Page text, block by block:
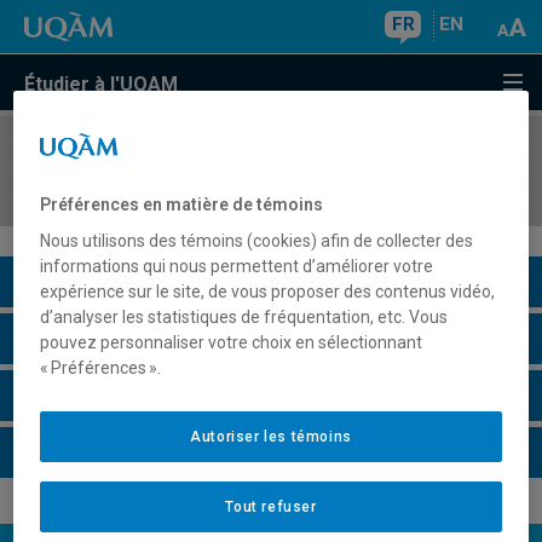
FR EN
Étudier à l'UQAM
COURS//
Description du cours
Horaire - Été 2026
Préférences en matière de témoins
Nous utilisons des témoins (cookies) afin de collecter des
informations qui nous permettent d’améliorer votre
expérience sur le site, de vous proposer des contenus vidéo,
d’analyser les statistiques de fréquentation, etc. Vous
pouvez personnaliser votre choix en sélectionnant
« Préférences ».
Tout refuser
Autoriser les témoins